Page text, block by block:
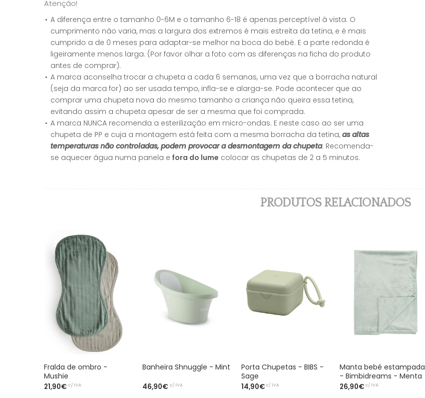
Atenção!
A diferença entre o tamanho 0-6M e o tamanho 6-18 é apenas perceptível à vista. O
cumprimento não varia, mas a largura dos extremos é mais estreita da tetina, e é mais
cumprido a de 0 meses para adaptar-se melhor na boca do bebé. E a parte redonda é
ligeiramente menos larga. (Por favor olhar a foto com as diferenças na ficha do produto
antes de comprar).
A marca aconselha trocar a chupeta a cada 6 semanas, uma vez que a borracha natural
(seja da marca for) ao ser usada tempo, infla-se e alarga-se. Pode acontecer que ao
comprar uma chupeta nova do mesmo tamanho a criança não queira essa tetina,
evitando assim a chupeta apesar de ser a mesma que foi comprada.
A marca NUNCA recomenda a esterilização em micro-ondas. E neste caso ao ser uma
chupeta de PP e cuja a montagem está feita com a mesma borracha da tetina, as altas
temperaturas não controladas, podem provocar a desmontagem da chupeta. Recomenda-
se aquecer água numa panela e fora do lume colocar as chupetas de 2 a 5 minutos.
PRODUTOS RELACIONADOS
Fralda de ombro -
Mushie
21,90€ c/ IVA
Banheira Shnuggle - Mint
46,90€ c/ IVA
Porta Chupetas - BIBS -
Sage
14,90€ c/ IVA
Manta bebé estampada
- Bimbidreams - Menta
26,90€ c/ IVA